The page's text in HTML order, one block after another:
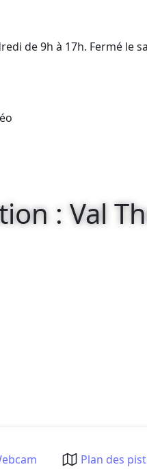
de 9h à 17h. Fermé le
: Val
Plan des